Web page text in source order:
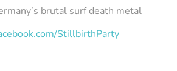
brutal surf death metal
StillbirthParty